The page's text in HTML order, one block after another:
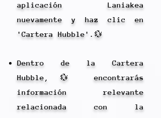
aplicación Laniakea
nuevamente y haz clic en
'Cartera Hubble'.💱
Dentro de la Cartera
Hubble,💱 encontrarás
información relevante
relacionada con la